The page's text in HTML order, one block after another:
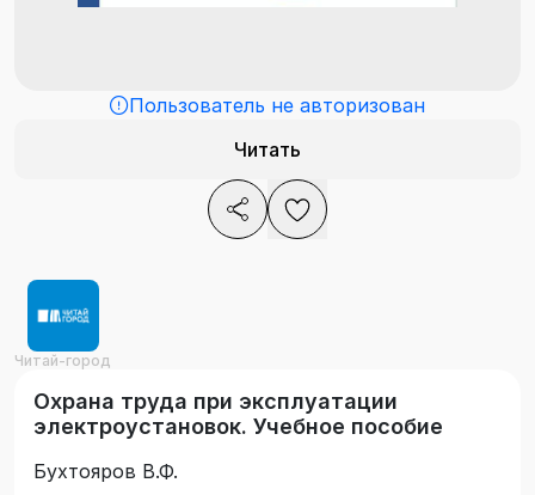
Пользователь не авторизован
Читать
Читай-город
Охрана труда при эксплуатации
электроустановок. Учебное пособие
Бухтояров В.Ф.